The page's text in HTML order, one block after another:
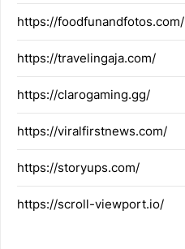
https://foodfunandfotos.com/
https://travelingaja.com/
https://clarogaming.gg/
https://viralfirstnews.com/
https://storyups.com/
https://scroll-viewport.io/